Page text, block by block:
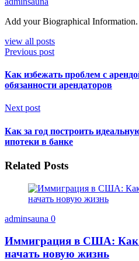
Add your Biographical Information.
view all posts
Previous post
Как избежать проблем с
обязанности арендаторов
Next post
Как за год построить
ипотеки в банке
Related Posts
adminsauna 0
Иммиграция в США: Как
начать новую жизнь